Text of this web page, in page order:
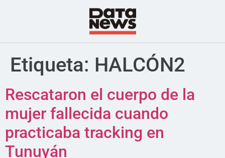
Etiqueta: HALCÓN2
Rescataron el cuerpo de la
mujer fallecida cuando
practicaba tracking en
Tunuyán